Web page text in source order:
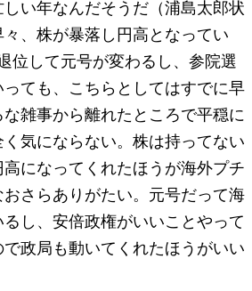
い年なんだそうだ（浦島太郎状
、株が暴落し円高となってい
位して元号が変わるし、参院選
っても、こちらとしてはすでに早
雑事から離れたところで平穏に
気にならない。株は持ってない
になってくれたほうが海外プチ
さらありがたい。元号だって海
し、安倍政権がいいことやって
政局も動いてくれたほうがいい